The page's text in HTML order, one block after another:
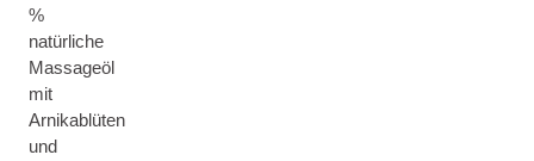
%
natürliche
Massageöl
mit
Arnikablüten
und